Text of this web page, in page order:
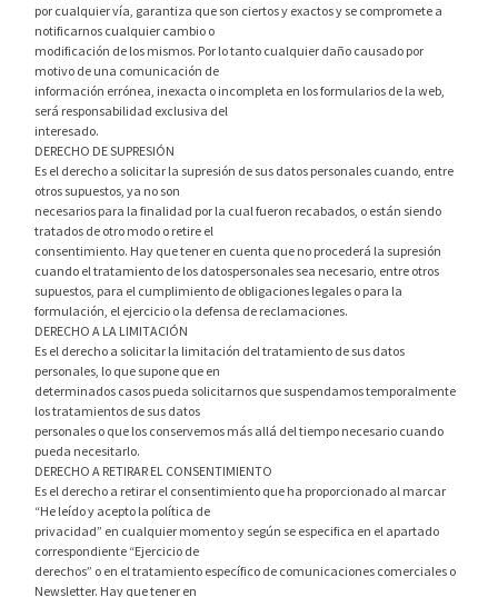
por cualquier vía, garantiza que son ciertos y exactos y se compromete a
notificarnos cualquier cambio o
modificación de los mismos. Por lo tanto cualquier daño causado por
motivo de una comunicación de
información errónea, inexacta o incompleta en los formularios de la web,
será responsabilidad exclusiva del
interesado.
DERECHO DE SUPRESIÓN
Es el derecho a solicitar la supresión de sus datos personales cuando, entre
otros supuestos, ya no son
necesarios para la finalidad por la cual fueron recabados, o están siendo
tratados de otro modo o retire el
consentimiento. Hay que tener en cuenta que no procederá la supresión
cuando el tratamiento de los datospersonales sea necesario, entre otros
supuestos, para el cumplimiento de obligaciones legales o para la
formulación, el ejercicio o la defensa de reclamaciones.
DERECHO A LA LIMITACIÓN
Es el derecho a solicitar la limitación del tratamiento de sus datos
personales, lo que supone que en
determinados casos pueda solicitarnos que suspendamos temporalmente
los tratamientos de sus datos
personales o que los conservemos más allá del tiempo necesario cuando
pueda necesitarlo.
DERECHO A RETIRAR EL CONSENTIMIENTO
Es el derecho a retirar el consentimiento que ha proporcionado al marcar
“He leído y acepto la política de
privacidad” en cualquier momento y según se especifica en el apartado
correspondiente “Ejercicio de
derechos” o en el tratamiento específico de comunicaciones comerciales o
Newsletter. Hay que tener en